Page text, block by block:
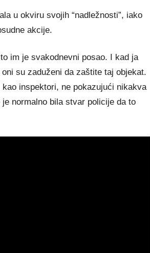
u okviru svojih “nadležnosti”, iako
akcije.
im je svakodnevni posao. I kad ja
su zaduženi da zaštite taj objekat.
inspektori, ne pokazujući nikakva
normalno bila stvar policije da to